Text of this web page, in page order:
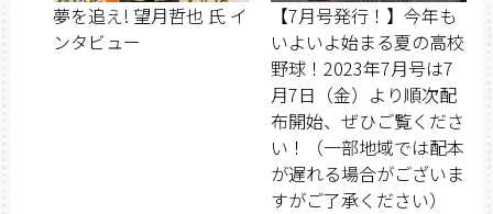
夢を追え! 望月哲也 氏 イ
ンタビュー
【7月号発行！】今年も
いよいよ始まる夏の高校
野球！2023年7月号は7
月7日（金）より順次配
布開始、ぜひご覧くださ
い！（一部地域では配本
が遅れる場合がございま
すがご了承ください）